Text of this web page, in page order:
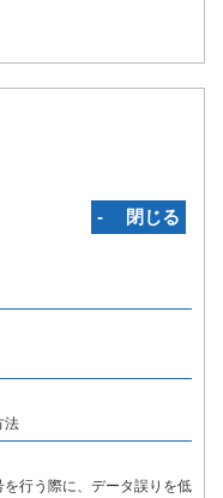
‐ 閉じる
法
行う際に、データ誤りを低